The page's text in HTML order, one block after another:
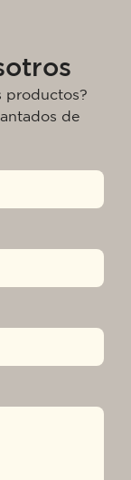
productos?
de